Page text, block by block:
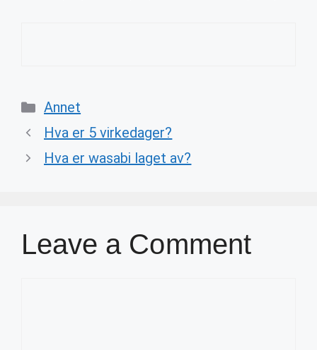
Categories
Annet
Hva er 5 virkedager?
Hva er wasabi laget av?
Leave a Comment